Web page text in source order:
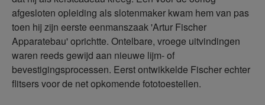
afgesloten opleiding als slotenmaker kwam hem van pas
toen hij zijn eerste eenmanszaak 'Artur Fischer
Apparatebau' oprichtte. Ontelbare, vroege uitvindingen
waren reeds gewijd aan nieuwe lijm- of
bevestigingsprocessen. Eerst ontwikkelde Fischer echter
flitsers voor de net opkomende fototoestellen.